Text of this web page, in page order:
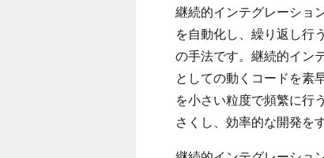
継続的インテグレーショ
を自動化し、繰り返し行
の手法です。継続的イン
としての動くコードを素
を小さい粒度で頻繁に行
さくし、効率的な開発を